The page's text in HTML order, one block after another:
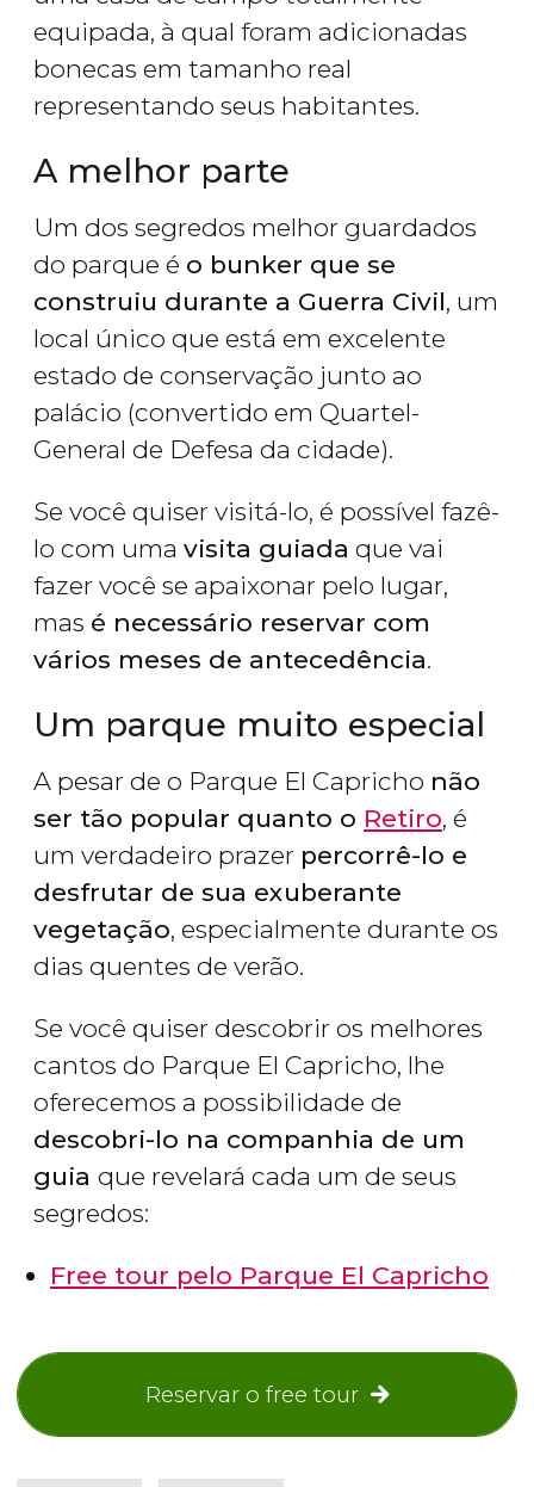
equipada, à qual foram adicionadas
bonecas em tamanho real
representando seus habitantes.
A melhor parte
Um dos segredos melhor guardados
do parque é o bunker que se
construiu durante a Guerra Civil, um
local único que está em excelente
estado de conservação junto ao
palácio (convertido em Quartel-
General de Defesa da cidade).
Se você quiser visitá-lo, é possível fazê-
lo com uma visita guiada que vai
fazer você se apaixonar pelo lugar,
mas é necessário reservar com
vários meses de antecedência.
Um parque muito especial
A pesar de o Parque El Capricho não
ser tão popular quanto o Retiro, é
um verdadeiro prazer percorrê-lo e
desfrutar de sua exuberante
vegetação, especialmente durante os
dias quentes de verão.
Se você quiser descobrir os melhores
cantos do Parque El Capricho, lhe
oferecemos a possibilidade de
descobri-lo na companhia de um
guia que revelará cada um de seus
segredos:
Free tour pelo Parque El Capricho
Reservar o free tour